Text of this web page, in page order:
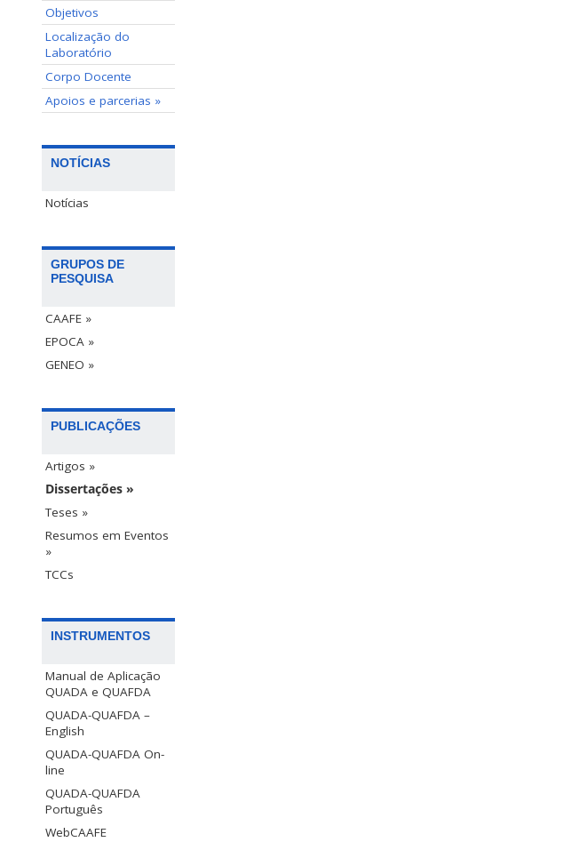
Objetivos
Localização do
Laboratório
Corpo Docente
Apoios e parcerias »
NOTÍCIAS
Notícias
GRUPOS DE
PESQUISA
CAAFE »
EPOCA »
GENEO »
PUBLICAÇÕES
Artigos »
Dissertações »
Teses »
Resumos em Eventos
»
TCCs
INSTRUMENTOS
Manual de Aplicação
QUADA e QUAFDA
QUADA-QUAFDA –
English
QUADA-QUAFDA On-
line
QUADA-QUAFDA
Português
WebCAAFE